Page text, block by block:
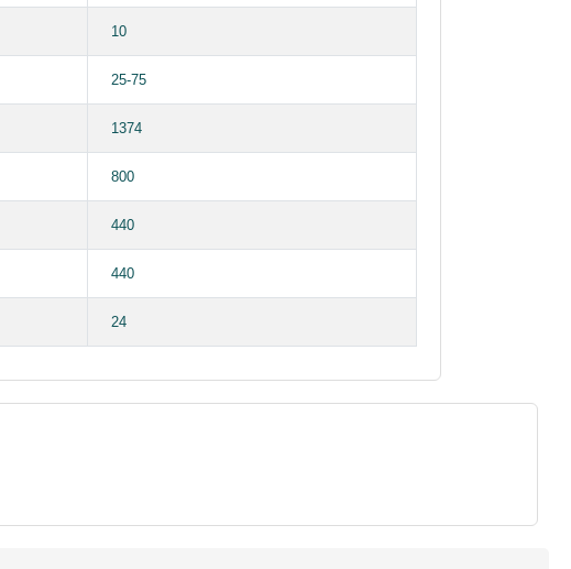
10
25-75
1374
800
440
440
24